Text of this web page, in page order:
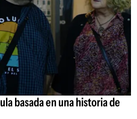
basada en una historia de